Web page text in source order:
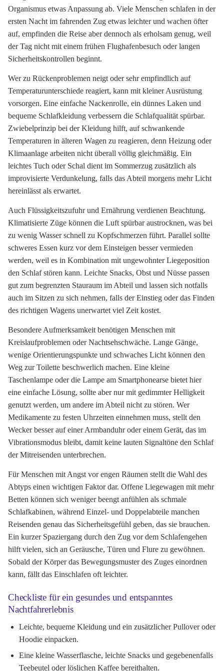
Organismus etwas Anpassung ab. Viele Menschen schlafen in der
ersten Nacht im fahrenden Zug etwas leichter und wachen öfter
auf, empfinden die Reise aber dennoch als erholsam genug, weil
der Tag nicht mit einem frühen Flughafenbesuch oder langen
Sicherheitskontrollen beginnt.
Wer zu Rückenproblemen neigt oder sehr empfindlich auf
Temperaturunterschiede reagiert, kann mit kleiner Ausrüstung
vorsorgen. Eine einfache Nackenrolle, ein dünnes Laken und
bequeme Schlafkleidung verbessern die Schlafqualität spürbar.
Zwiebelprinzip bei der Kleidung hilft, auf schwankende
Temperaturen in älteren Wagen zu reagieren, denn Heizung oder
Klimaanlage arbeiten nicht überall völlig gleichmäßig. Ein
leichtes Tuch oder Schal dient im Sommerzug zusätzlich als
improvisierte Verdunkelung, falls das Abteil morgens mehr Licht
hereinlässt als erwartet.
Auch Flüssigkeitszufuhr und Ernährung verdienen Beachtung.
Klimatisierte Züge können die Luft spürbar austrocknen, was bei
zu wenig Wasser schnell zu Kopfschmerzen führt. Parallel sollte
schweres Essen kurz vor dem Einsteigen besser vermieden
werden, weil es in Kombination mit ungewohnter Liegeposition
den Schlaf stören kann. Leichte Snacks, Obst und Nüsse passen
gut zum begrenzten Stauraum im Abteil und lassen sich notfalls
auch im Sitzen zu sich nehmen, falls der Einstieg oder das Finden
des richtigen Wagens unerwartet viel Zeit kostet.
Besondere Aufmerksamkeit benötigen Menschen mit
Kreislaufproblemen oder Nachtsehschwäche. Lange Gänge,
wenige Orientierungspunkte und schwaches Licht können den
Weg zur Toilette beschwerlich machen. Eine kleine
Taschenlampe oder die Lampe am Smartphonearse bietet hier
eine einfache Lösung, sollte aber nur mit gedimmter Helligkeit
genutzt werden, um andere im Abteil nicht zu stören. Wer
Medikamente zu festen Uhrzeiten einnehmen muss, stellt den
Wecker besser auf einer Armbanduhr oder einem Gerät, das im
Vibrationsmodus bleibt, damit keine lauten Signaltöne den Schlaf
der Mitreisenden unterbrechen.
Für Menschen mit Angst vor engen Räumen stellt die Wahl des
Abtyps einen wichtigen Faktor dar. Offene Liegewagen mit mehr
Betten können sich weniger beengt anfühlen als schmale
Schlafkabinen, während Einzel- und Doppelabteile manchen
Reisenden genau das Sicherheitsgefühl geben, das sie brauchen.
Ein kurzer Spaziergang durch den Zug vor dem Schlafengehen
hilft vielen, sich an Geräusche, Türen und Flure zu gewöhnen.
Sobald der Körper das Bewegungsmuster des Zuges einordnen
kann, fällt das Einschlafen oft leichter.
Checkliste für ein gesundes und entspanntes
Nachtfahrerlebnis
Leichte, bequeme Kleidung und ein zusätzlicher Pullover oder
Hoodie einpacken.
Eine kleine Wasserflasche, leichte Snacks und gegebenenfalls
Teebeutel oder löslichen Kaffee bereithalten.